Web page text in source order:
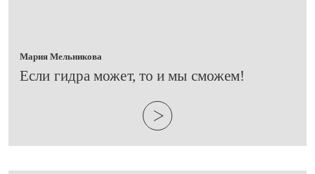
Мария Мельникова
​Если гидра может, то и мы сможем!